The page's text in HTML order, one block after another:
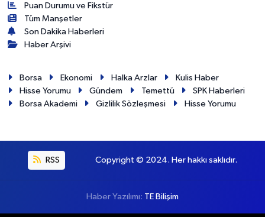
Puan Durumu ve Fikstür
Tüm Manşetler
Son Dakika Haberleri
Haber Arşivi
Borsa Ekonomi Halka Arzlar
Kulis Haber
Hisse Yorumu
Gündem Temettü
SPK Haberleri
Borsa Akademi
Gizlilik Sözleşmesi Hisse Yorumu
RSS Copyright © 2024. Her hakkı saklıdır.
Haber Yazılımı: TE Bilişim